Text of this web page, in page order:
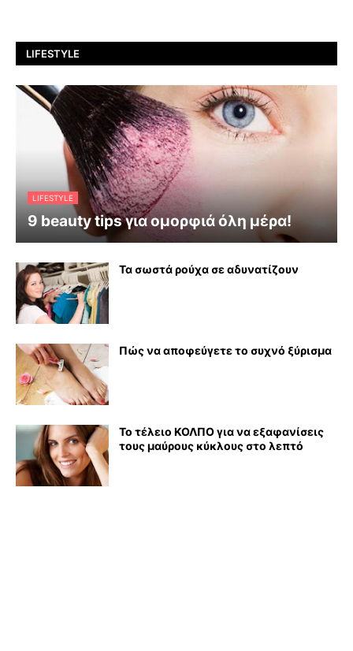
LIFESTYLE
LIFESTYLE
9 beauty tips για ομορφιά όλη μέρα!
Τα σωστά ρούχα σε αδυνατίζουν
Πώς να αποφεύγετε το συχνό ξύρισμα
Το τέλειο ΚΟΛΠΟ για να εξαφανίσεις
τους μαύρους κύκλους στο λεπτό